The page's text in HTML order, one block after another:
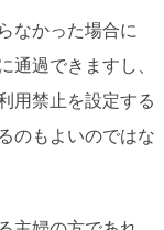
なかった場合に
通過できますし、
用禁止を設定する
のもよいのではな